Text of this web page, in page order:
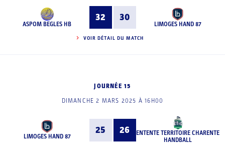
ASPOM BEGLES HB
32 30
LIMOGES HAND 87
VOIR DÉTAIL DU MATCH
JOURNÉE 15
DIMANCHE 2 MARS 2025 À 16H00
LIMOGES HAND 87
25 26
ENTENTE TERRITOIRE CHARENTE
HANDBALL